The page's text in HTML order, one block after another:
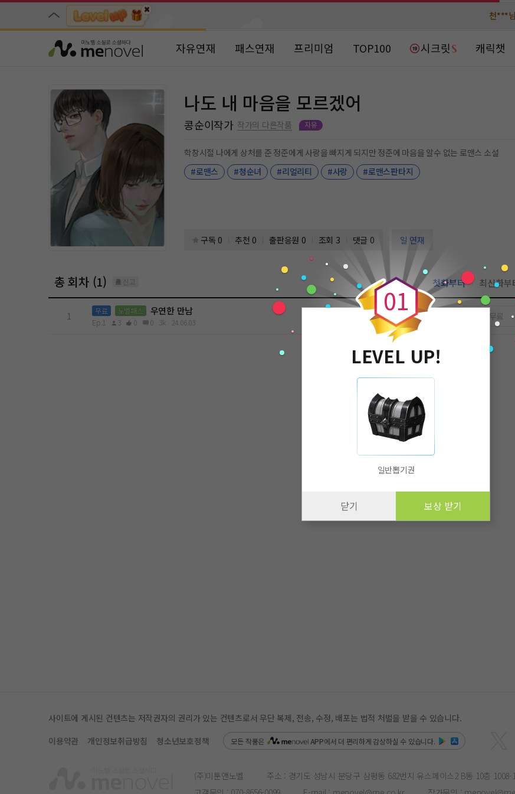
천***
천***
메**님
메**님
자유연재 패스연재 프리미엄 TOP100 시크릿 캐릭챗
나도 내 마음을 모르겠어
콩순이작가 작가의 다른작품
학창시절 나에게 상처를 준 정준에게 사랑을 빠지게 되지만 정준에 마음을 알수 없는 로맨스 소설
#로맨스
#청순녀 #리얼리티 #사랑 #로맨스판타지
구독 0 추천 0 출판응원 0 조회 3 댓글 0 일 연재
총 회차 (1) 신고 첫화부터 최신화부
1 무료 노벨패스 우연한 만남
Ep.1 3 0 0 3k 24.06.03
무료
0
0
1
LEVEL UP!
일반뽑기권
닫기 보상 받기
사이트에 게시된 컨텐츠는 저작권자의 권리가 있는 컨텐츠로서 무단 복제, 전송, 수정, 배포는 법적 처벌을 받을 수 있습니다.
이용약관
개인정보취급방침 청소년보호정책 모든 작품은 APP에서 더 편리하게 감상하실 수 있습니다.
(주)미툰앤노벨 주소 : 경기도 성남시 분당구 삼평동 682번지 유스페이스2 B동 10층 1008-